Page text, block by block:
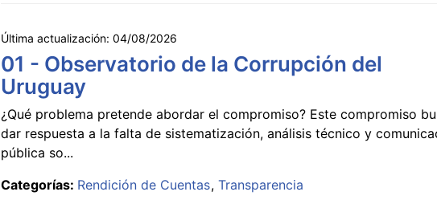
Última actualización: 04/08/2026
01 - Observatorio de la Corrupción del
Uruguay
¿Qué problema pretende abordar el compromiso? Este compromiso
dar respuesta a la falta de sistematización, análisis técnico y
pública so...
Categorías: Rendición de Cuentas Transparencia